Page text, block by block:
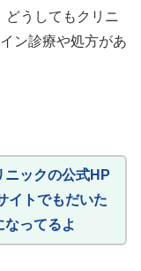
どうしてもクリニ
ン診療や処方があ
ニックの公式HP
イトでもだいた
ってるよ